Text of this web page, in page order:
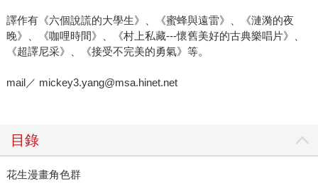
譯作有《六個說謊的大學生》、《蜜蜂與遠雷》、《漣漪的夜
晚》、《咖哩時間》、《村上私藏---懷舊美好的古典樂唱片》、
《超譯尼采》、《接受不完美的勇氣》等。
mail／ mickey3.yang@msa.hinet.net
目錄
花生漫畫角色群